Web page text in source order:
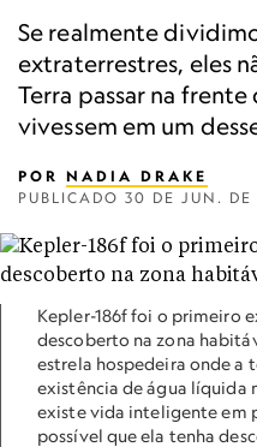
Se realmente
extraterrestres, eles
Terra passar na
vivessem em um
POR NADIA DRAKE
PUBLICADO 30 DE JUN.
Kepler-186f foi o primeiro
descoberto na zona
estrela hospedeira onde a
existência de água líquida
existe vida inteligente em
possível que ela tenha